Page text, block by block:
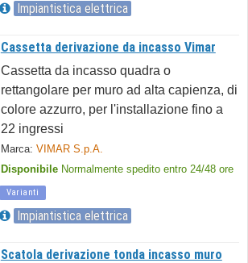
Impiantistica elettrica
Cassetta derivazione da incasso Vimar
Cassetta da incasso quadra o
rettangolare per muro ad alta capienza, di
colore azzurro, per l'installazione fino a
22 ingressi
Marca: VIMAR S.p.A.
Disponibile Normalmente spedito entro 24/48 ore
Varianti
Impiantistica elettrica
Scatola derivazione tonda incasso muro